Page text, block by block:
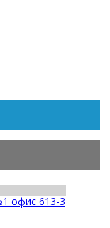
офис 613-3